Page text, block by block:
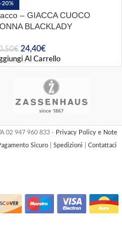
-20%
– GIACCA CUOCO
BLACKLADY
€ 24,40€
Al Carrello
02 947 960 833 - Privacy Policy e Note
Sicuro Spedizioni Contattaci